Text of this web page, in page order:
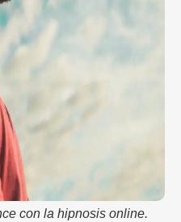
con la hipnosis online.